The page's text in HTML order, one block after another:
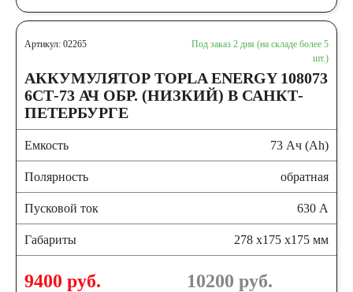
Артикул: 02265
Под заказ 2 дня (на складе более 5
шт.)
АККУМУЛЯТОР TOPLA ENERGY 108073
6СТ-73 АЧ ОБР. (НИЗКИЙ) В САНКТ-
ПЕТЕРБУРГЕ
Емкость 73 Ач (Ah)
Полярность обратная
Пусковой ток 630 А
Габариты 278 x175 x175 мм
9400 руб. 10200 руб.